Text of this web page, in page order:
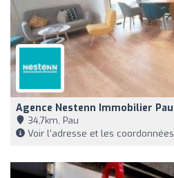
Agence Nestenn Immobilier Pau
34,7km, Pau
Voir l'adresse et les coordonnées